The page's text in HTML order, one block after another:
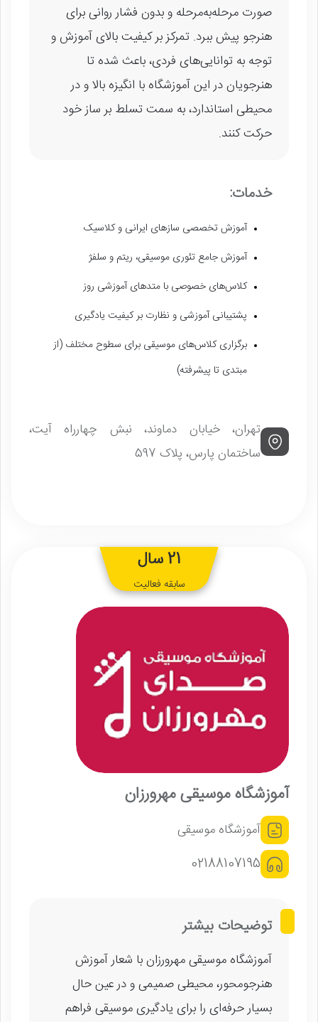
صورت مرحله‌به‌مرحله و بدون فشار روانی برای
هنرجو پیش ببرد. تمرکز بر کیفیت بالای آموزش و
توجه به توانایی‌های فردی، باعث شده تا
هنرجویان در این آموزشگاه با انگیزه بالا و در
محیطی استاندارد، به سمت تسلط بر ساز خود
حرکت کنند.
خدمات:
آموزش تخصصی سازهای ایرانی و کلاسیک
آموزش جامع تئوری موسیقی، ریتم و سلفژ
کلاس‌های خصوصی با متدهای آموزشی روز
پشتیبانی آموزشی و نظارت بر کیفیت یادگیری
برگزاری کلاس‌های موسیقی برای سطوح مختلف (از
مبتدی تا پیشرفته)
تهران، خیابان دماوند، نبش چهارراه آیت،
ساختمان پارس، پلاک 597
آموزشگاه موسیقی مهرورزان
آموزشگاه موسیقی
02188107195
21 سال
سابقه فعالیت
توضیحات بیشتر
آموزشگاه موسیقی مهرورزان با شعار آموزش
هنرجومحور، محیطی صمیمی و در عین حال
بسیار حرفه‌ای را برای یادگیری موسیقی فراهم